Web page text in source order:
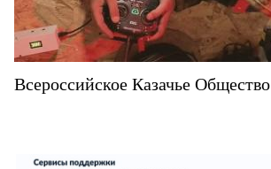
Всероссийское Казачье Общество